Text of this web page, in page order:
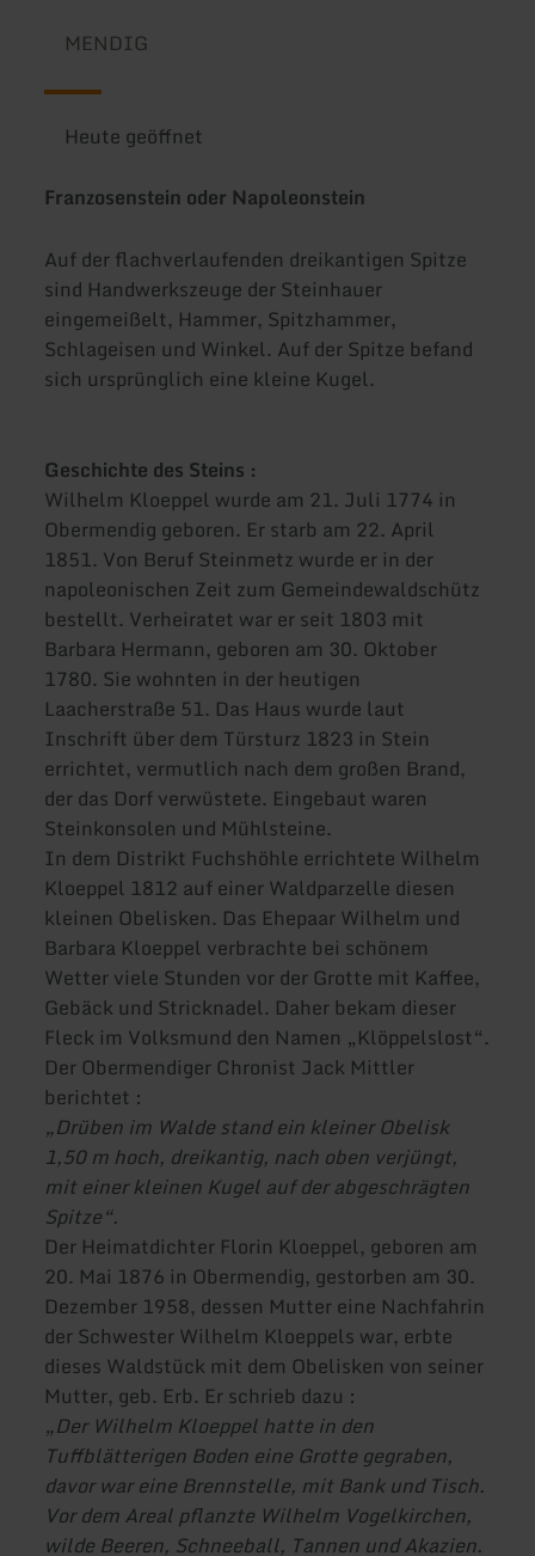
MENDIG
Heute geöffnet
Franzosenstein oder Napoleonstein
Auf der flachverlaufenden dreikantigen Spitze
sind Handwerkszeuge der Steinhauer
eingemeißelt, Hammer, Spitzhammer,
Schlageisen und Winkel. Auf der Spitze befand
sich ursprünglich eine kleine Kugel.
Geschichte des Steins :
Wilhelm Kloeppel wurde am 21. Juli 1774 in
Obermendig geboren. Er starb am 22. April
1851. Von Beruf Steinmetz wurde er in der
napoleonischen Zeit zum Gemeindewaldschütz
bestellt. Verheiratet war er seit 1803 mit
Barbara Hermann, geboren am 30. Oktober
1780. Sie wohnten in der heutigen
Laacherstraße 51. Das Haus wurde laut
Inschrift über dem Türsturz 1823 in Stein
errichtet, vermutlich nach dem großen Brand,
der das Dorf verwüstete. Eingebaut waren
Steinkonsolen und Mühlsteine.
In dem Distrikt Fuchshöhle errichtete Wilhelm
Kloeppel 1812 auf einer Waldparzelle diesen
kleinen Obelisken. Das Ehepaar Wilhelm und
Barbara Kloeppel verbrachte bei schönem
Wetter viele Stunden vor der Grotte mit Kaffee,
Gebäck und Stricknadel. Daher bekam dieser
Fleck im Volksmund den Namen „Klöppelslost“.
Der Obermendiger Chronist Jack Mittler
berichtet :
„Drüben im Walde stand ein kleiner Obelisk
1,50 m hoch, dreikantig, nach oben verjüngt,
mit einer kleinen Kugel auf der abgeschrägten
Spitze“.
Der Heimatdichter Florin Kloeppel, geboren am
20. Mai 1876 in Obermendig, gestorben am 30.
Dezember 1958, dessen Mutter eine Nachfahrin
der Schwester Wilhelm Kloeppels war, erbte
dieses Waldstück mit dem Obelisken von seiner
Mutter, geb. Erb. Er schrieb dazu :
„Der Wilhelm Kloeppel hatte in den
Tuffblätterigen Boden eine Grotte gegraben,
davor war eine Brennstelle, mit Bank und Tisch.
Vor dem Areal pflanzte Wilhelm Vogelkirchen,
wilde Beeren, Schneeball, Tannen und Akazien.